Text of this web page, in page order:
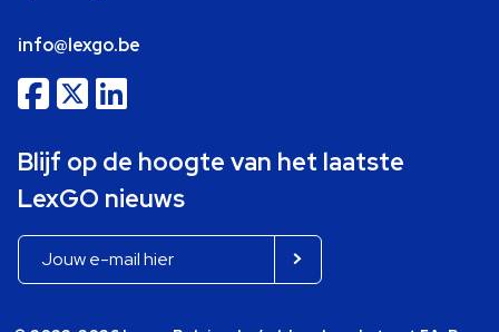
info@lexgo.be
Blijf op de hoogte van het laatste
LexGO nieuws